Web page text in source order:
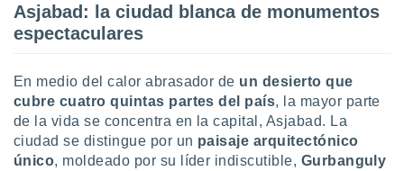
sean
se
para
ni para
o
Asjabad: la ciudad blanca de monumentos
espectaculares
En medio del calor abrasador de un desierto que
cubre cuatro quintas partes del país, la mayor parte
de la vida se concentra en la capital, Asjabad. La
ciudad se distingue por un paisaje arquitectónico
único, moldeado por su líder indiscutible, Gurbanguly